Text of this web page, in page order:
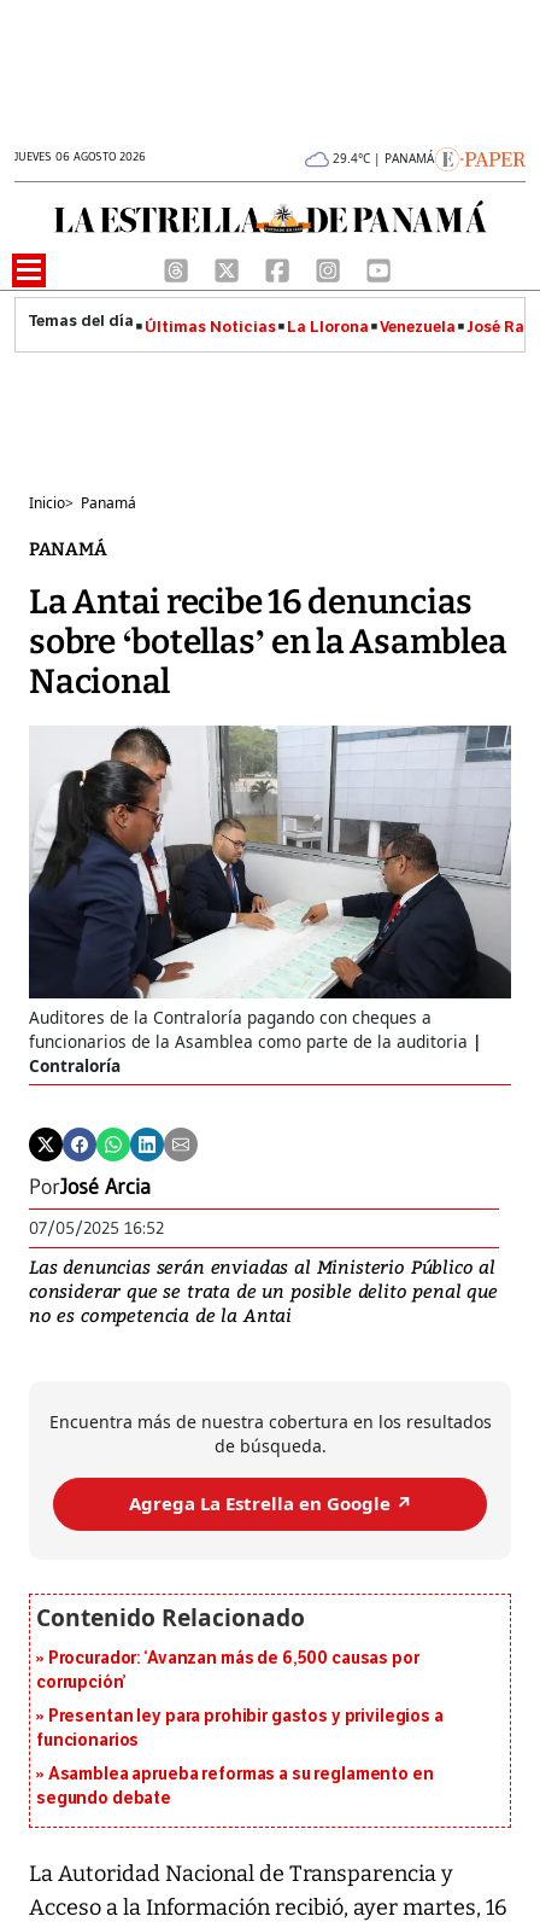
JUEVES 06 AGOSTO 2026 29.4°C | PANAMÁ
Últimas Noticias La Llorona Venezuela José
Inicio> Panamá
PANAMÁ
La Antai recibe 16 denuncias
sobre ‘botellas’ en la Asamblea
Nacional
Auditores de la Contraloría pagando con cheques a
funcionarios de la Asamblea como parte de la auditoria
Contraloría
PorJosé Arcia
07/05/2025 16:52
Las denuncias serán enviadas al Ministerio Público al
considerar que se trata de un posible delito penal que
no es competencia de la Antai
Encuentra más de nuestra cobertura en los resultados
de búsqueda.
Agrega La Estrella en Google ↗️
Procurador: ‘Avanzan más de 6,500 causas por
corrupción’
Presentan ley para prohibir gastos y privilegios a
funcionarios
Asamblea aprueba reformas a su reglamento en
segundo debate
La Autoridad Nacional de Transparencia y
Acceso a la Información recibió, ayer martes, 16